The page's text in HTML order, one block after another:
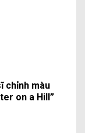
chỉnh màu
on a Hill”